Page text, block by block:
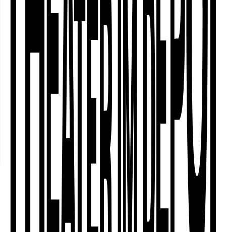
Residenzen
(sputnic) begeben wir uns auf eine
ebenso multimediale wie
philosophische Reise, die Traditionen,
Vorbilder und Konzepte von Identität
hinterfragt.
Worum geht's?
Für wen ist das Stück?
Wer ist Édith Nana?
Cast & Credits
Ko-Produzent*innen und
Förder*innen